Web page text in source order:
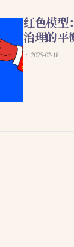
红色模型
治理的平
2025-02-18